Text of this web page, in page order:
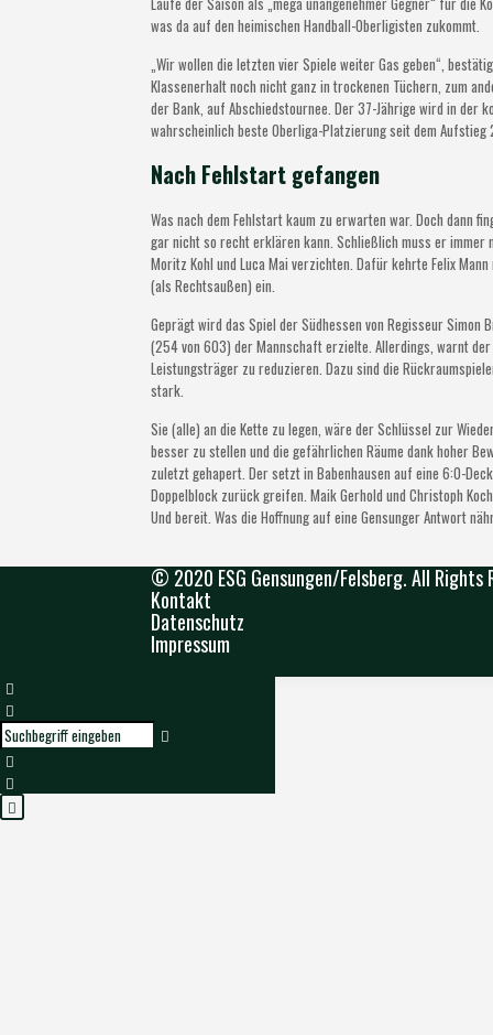
was da auf den heimischen Handball-Oberligisten zukommt.
„Wir wollen die letzten vier Spiele weiter Gas geben“,
Klassenerhalt noch nicht ganz in trockenen Tüchern, zum
der Bank, auf Abschiedstournee. Der 37-Jährige wird in der
wahrscheinlich beste Oberliga-Platzierung seit dem Aufstieg
Nach Fehlstart gefangen
Was nach dem Fehlstart kaum zu erwarten war. Doch dann
gar nicht so recht erklären kann. Schließlich muss er immer
Moritz Kohl und Luca Mai verzichten. Dafür kehrte Felix
(als Rechtsaußen) ein.
Geprägt wird das Spiel der Südhessen von Regisseur
(254 von 603) der Mannschaft erzielte. Allerdings, warnt der
Leistungsträger zu reduzieren. Dazu sind die
stark.
Sie (alle) an die Kette zu legen, wäre der Schlüssel zur
besser zu stellen und die gefährlichen Räume dank hoher
zuletzt gehapert. Der setzt in Babenhausen auf eine 6:0-
Doppelblock zurück greifen. Maik Gerhold und Christoph
Und bereit. Was die Hoffnung auf eine Gensunger Antwort
© 2020 ESG Gensungen/Felsberg. All Rights
Kontakt
Datenschutz
Impressum